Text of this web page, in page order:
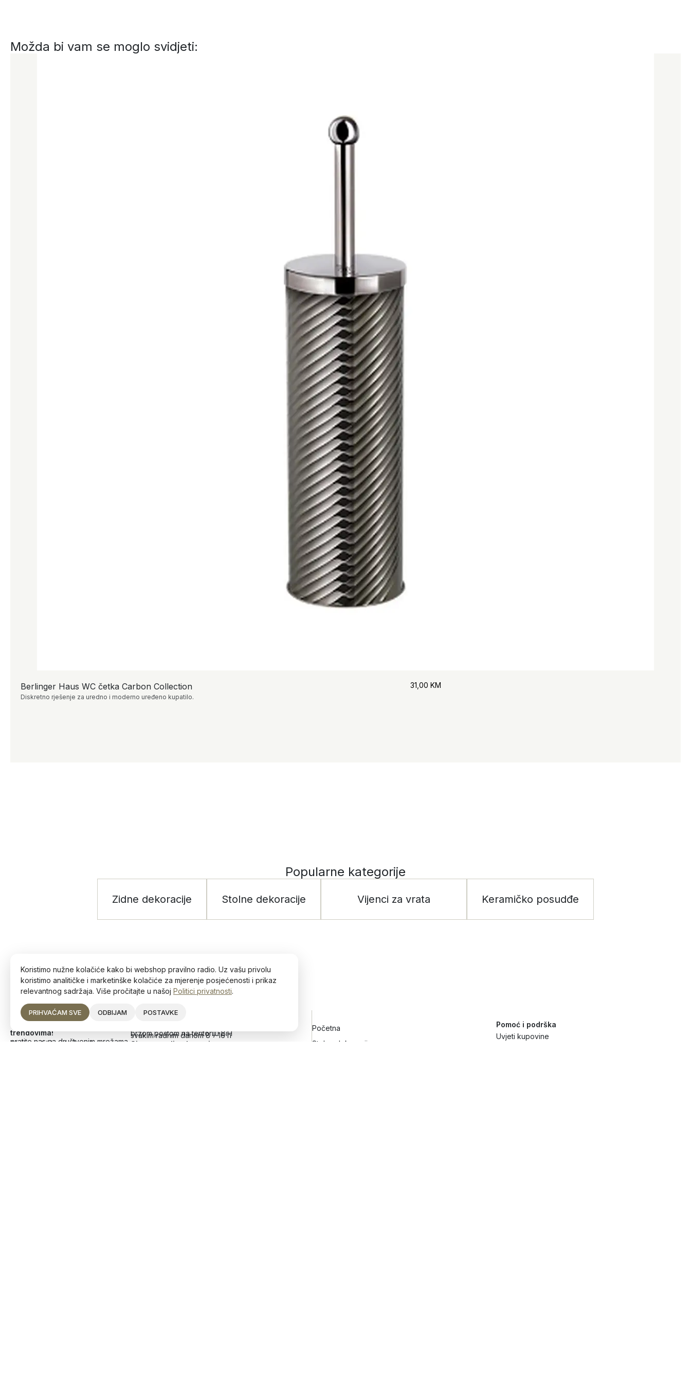
Možda bi vam se moglo svidjeti:
Berlinger Haus WC četka Carbon Collection
Diskretno rješenje za uredno i moderno uređeno kupatilo.
31,00KM
Popularne kategorije
Zidne dekoracije Stolne dekoracije Vijenci za vrata Keramičko posudđe
trendovima!
pratite nas na društvenim mrežama
čitajte naš blog (uskoro)
brzom poštom na teritoriju BiH
svakim radnim danom 8 – 16 h
Sigurna online kupovina
Početna
Stolne dekoracije
Pomoć i podrška
Uvjeti kupovine
Koristimo nužne kolačiće kako bi webshop pravilno radio. Uz vašu privolu
koristimo analitičke i marketinške kolačiće za mjerenje posjećenosti i prikaz
relevantnog sadržaja. Više pročitajte u našoj Politici privatnosti.
PRIHVAĆAM SVE ODBIJAM POSTAVKE